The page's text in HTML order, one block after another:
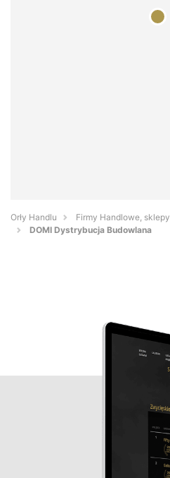
Orły Handlu
Firmy Handlowe,
DOMI Dystrybucja Budowlana